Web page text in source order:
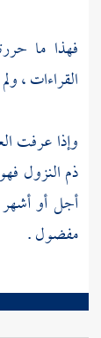
فهذا ما
القراءات ،
وإذا عرفت
ذم النزول
أجل أو
مفضول .